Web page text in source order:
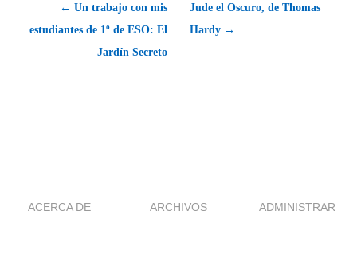
← Un trabajo con mis
estudiantes de 1º de ESO: El
Jardín Secreto
Jude el Oscuro, de Thomas
Hardy →
ACERCA DE ARCHIVOS ADMINISTRAR